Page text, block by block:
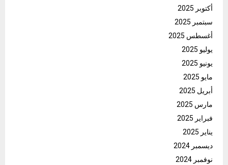
أكتوبر 2025
سبتمبر 2025
أغسطس 2025
يوليو 2025
يونيو 2025
مايو 2025
أبريل 2025
مارس 2025
فبراير 2025
يناير 2025
ديسمبر 2024
نوفمبر 2024